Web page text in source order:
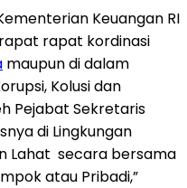
Keuangan RI
rapat kordinasi
maupun di dalam
Kolusi dan
Pejabat Sekretaris
di Lingkungan
Lahat secara bersama
atau Pribadi,”